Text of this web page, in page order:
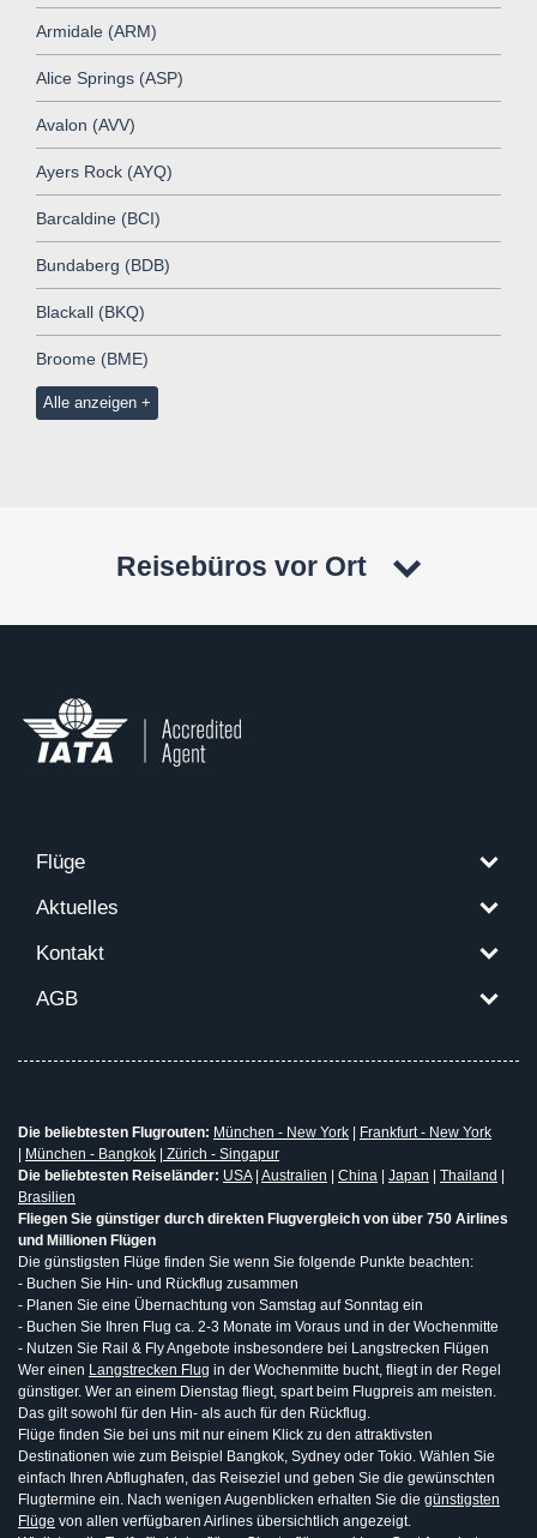
Armidale (ARM)
Alice Springs (ASP)
Avalon (AVV)
Ayers Rock (AYQ)
Barcaldine (BCI)
Bundaberg (BDB)
Blackall (BKQ)
Broome (BME)
Alle anzeigen
Reisebüros vor Ort
Flüge
Aktuelles
Kontakt
AGB
Die beliebtesten Flugrouten: München - New York
Frankfurt - New York
München - Bangkok
Zürich - Singapur
Die beliebtesten Reiseländer: USA| Australien China Japan Thailand
Brasilien
Fliegen Sie günstiger durch direkten Flugvergleich von über 750 Airlines
und Millionen Flügen
Die günstigsten Flüge finden Sie wenn Sie folgende Punkte beachten:
- Buchen Sie Hin- und Rückflug zusammen
- Planen Sie eine Übernachtung von Samstag auf Sonntag ein
- Buchen Sie Ihren Flug ca. 2-3 Monate im Voraus und in der Wochenmitte
- Nutzen Sie Rail & Fly Angebote insbesondere bei Langstrecken Flügen
Wer einen Langstrecken Flug in der Wochenmitte bucht, fliegt in der Regel
günstiger. Wer an einem Dienstag fliegt, spart beim Flugpreis am meisten.
Das gilt sowohl für den Hin- als auch für den Rückflug.
Flüge finden Sie bei uns mit nur einem Klick zu den attraktivsten
Destinationen wie zum Beispiel Bangkok, Sydney oder Tokio. Wählen Sie
einfach Ihren Abflughafen, das Reiseziel und geben Sie die gewünschten
Flugtermine ein. Nach wenigen Augenblicken erhalten Sie die günstigsten
Flüge von allen verfügbaren Airlines übersichtlich angezeigt.